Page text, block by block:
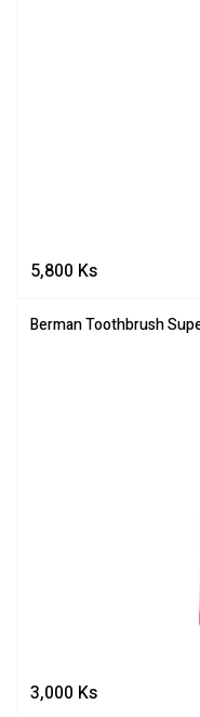
5,800 Ks
Berman Toothbrush
3,000 Ks